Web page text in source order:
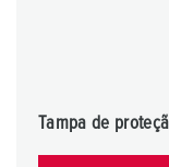
Tampa de